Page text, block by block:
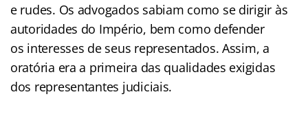
e rudes. Os advogados sabiam como se dirigir às
autoridades do Império, bem como defender
os interesses de seus representados. Assim, a
oratória era a primeira das qualidades exigidas
dos representantes judiciais.